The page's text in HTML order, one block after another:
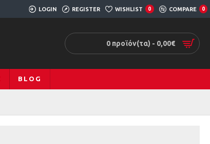
LOGIN REGISTER WISHLIST 0 COMPARE 0
0 προϊόν(τα) - 0,00€
BLOG